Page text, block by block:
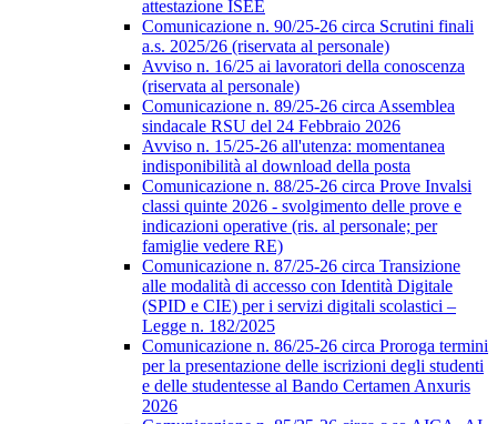
attestazione ISEE
Comunicazione n. 90/25-26 circa Scrutini finali
a.s. 2025/26 (riservata al personale)
Avviso n. 16/25 ai lavoratori della conoscenza
(riservata al personale)
Comunicazione n. 89/25-26 circa Assemblea
sindacale RSU del 24 Febbraio 2026
Avviso n. 15/25-26 all'utenza: momentanea
indisponibilità al download della posta
Comunicazione n. 88/25-26 circa Prove Invalsi
classi quinte 2026 - svolgimento delle prove e
indicazioni operative (ris. al personale; per
famiglie vedere RE)
Comunicazione n. 87/25-26 circa Transizione
alle modalità di accesso con Identità Digitale
(SPID e CIE) per i servizi digitali scolastici –
Legge n. 182/2025
Comunicazione n. 86/25-26 circa Proroga termini
per la presentazione delle iscrizioni degli studenti
e delle studentesse al Bando Certamen Anxuris
2026